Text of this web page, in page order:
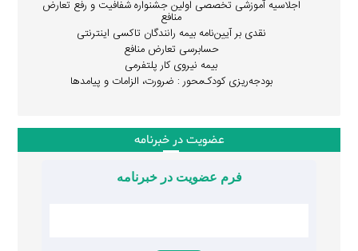
اجلاسیه آموزشی تخصصی اولین جشنواره شفافیت و رفع تعارض
منافع
نقدی بر آیین‌نامه بیمه رانندگان تاکسی اینترنتی
حسابرسی تعارض منافع
بیمه نیروی کار پلتفرمی
بودجه‌ریزی کودک‌محور : ضرورت، الزامات و پیامدها
عضویت در خبرنامه
فرم عضویت در خبرنامه